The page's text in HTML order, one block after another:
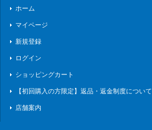
ホーム
マイページ
新規登録
ログイン
ショッピングカート
【初回購入の方限定】返品・返金制度について
店舗案内